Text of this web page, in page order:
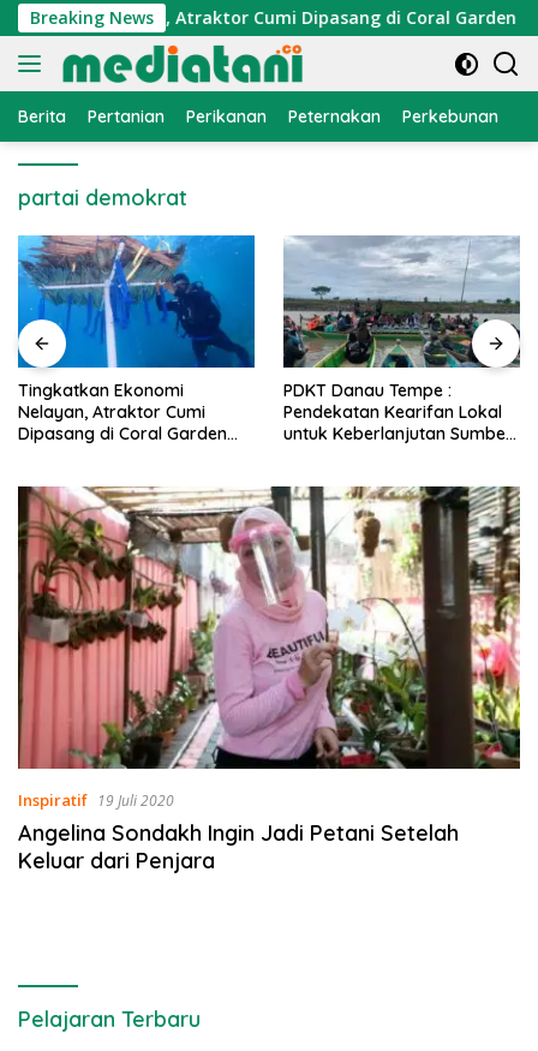
Langsung
ke
konten
Breaking News
Nelayan, Atraktor Cumi Dipasang di Coral Garden
Berita Pertanian Perikanan Peternakan Perkebunan
partai demokrat
PDKT Danau Tempe :
Pendekatan Kearifan Lokal
untuk Keberlanjutan Sumber
Cara Mengatasi Penyakit
PMK pada Sapi Perah
Alami dan Medis
Inspiratif 19 Juli 2020
Angelina Sondakh Ingin Jadi Petani Setelah
Keluar dari Penjara
Pelajaran Terbaru